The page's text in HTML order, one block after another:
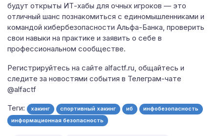
будут открыты ИТ-хабы для очных игроков — это
отличный шанс познакомиться с единомышленниками и
командой кибербезопасности Альфа-Банка, проверить
свои навыки на практике и заявить о себе в
профессиональном сообществе.
Регистрируйтесь на сайте alfactf.ru, общайтесь и
следите за новостями события в Телеграм-чате
@alfactf
Теги: хакинг спортивный хакинг иб
инфобезопасность
информационная безопасность